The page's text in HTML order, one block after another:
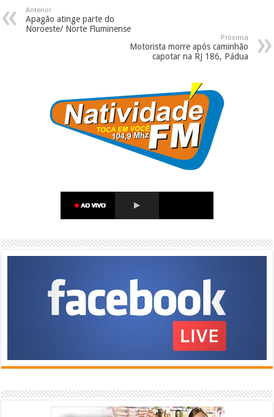
Anterior
Apagão atinge parte do
Noroeste/ Norte Fluminense
Próxima
Motorista morre após caminhão
capotar na RJ 186, Pádua